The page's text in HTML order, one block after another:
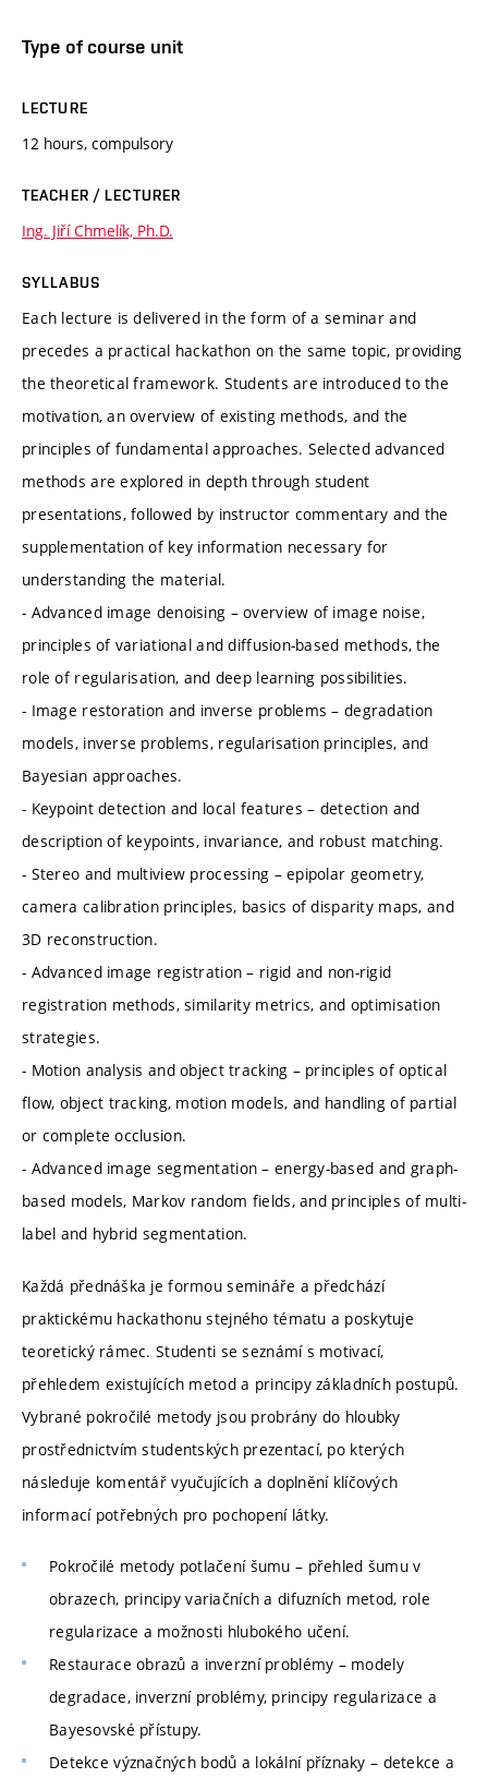
Type of course unit
LECTURE
12 hours, compulsory
TEACHER / LECTURER
Ing. Jiří Chmelík, Ph.D.
SYLLABUS
Each lecture is delivered in the form of a seminar and
precedes a practical hackathon on the same topic, providing
the theoretical framework. Students are introduced to the
motivation, an overview of existing methods, and the
principles of fundamental approaches. Selected advanced
methods are explored in depth through student
presentations, followed by instructor commentary and the
supplementation of key information necessary for
understanding the material.
- Advanced image denoising – overview of image noise,
principles of variational and diffusion-based methods, the
role of regularisation, and deep learning possibilities.
- Image restoration and inverse problems – degradation
models, inverse problems, regularisation principles, and
Bayesian approaches.
- Keypoint detection and local features – detection and
description of keypoints, invariance, and robust matching.
- Stereo and multiview processing – epipolar geometry,
camera calibration principles, basics of disparity maps, and
3D reconstruction.
- Advanced image registration – rigid and non-rigid
registration methods, similarity metrics, and optimisation
strategies.
- Motion analysis and object tracking – principles of optical
flow, object tracking, motion models, and handling of partial
or complete occlusion.
- Advanced image segmentation – energy-based and graph-
based models, Markov random fields, and principles of multi-
label and hybrid segmentation.
Každá přednáška je formou semináře a předchází
praktickému hackathonu stejného tématu a poskytuje
teoretický rámec. Studenti se seznámí s motivací,
přehledem existujících metod a principy základních postupů.
Vybrané pokročilé metody jsou probrány do hloubky
prostřednictvím studentských prezentací, po kterých
následuje komentář vyučujících a doplnění klíčových
informací potřebných pro pochopení látky.
Pokročilé metody potlačení šumu – přehled šumu v
obrazech, principy variačních a difuzních metod, role
regularizace a možnosti hlubokého učení.
Restaurace obrazů a inverzní problémy – modely
degradace, inverzní problémy, principy regularizace a
Bayesovské přístupy.
Detekce význačných bodů a lokální příznaky – detekce a